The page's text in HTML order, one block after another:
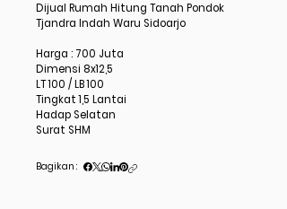
Dijual Rumah Hitung Tanah Pondok
Tjandra Indah Waru Sidoarjo
Harga : 700 Juta
Dimensi 8x12,5
LT 100 / LB 100
Tingkat 1,5 Lantai
Hadap Selatan
Surat SHM
Bagikan :